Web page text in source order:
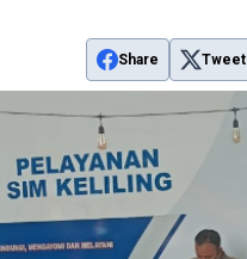
Share Tweet